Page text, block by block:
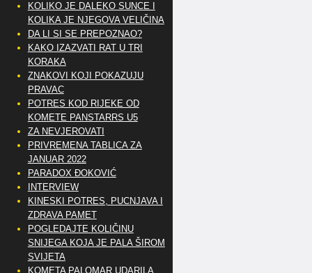
KOLIKO JE DALEKO SUNCE I
KOLIKA JE NJEGOVA VELIČINA
DA LI SI SE PREPOZNAO?
KAKO IZAZVATI RAT U TRI
KORAKA
ZNAKOVI KOJI POKAZUJU
PRAVAC
POTRES KOD RIJEKE OD
KOMETE PANSTARRS U5
ZA NEVJEROVATI
PRIVREMENA TABLICA ZA
JANUAR 2022
PARADOX ĐOKOVIĆ
INTERVIEW
KINESKI POTRES, PUCNJAVA I
ZDRAVA PAMET
POGLEDAJTE KOLIČINU
SNIJEGA KOJA JE PALA ŠIROM
SVIJETA
KOMETA PALOMAR UDARILA